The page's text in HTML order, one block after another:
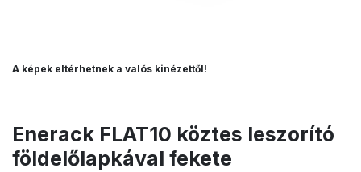
A képek eltérhetnek a valós kinézettől!
Enerack FLAT10 köztes leszorító
földelőlapkával fekete